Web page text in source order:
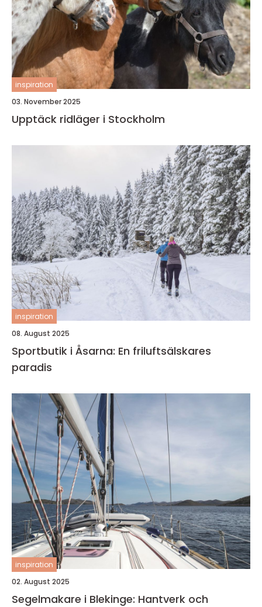
inspiration
03. November 2025
Upptäck ridläger i Stockholm
inspiration
08. August 2025
Sportbutik i Åsarna: En friluftsälskares
paradis
inspiration
02. August 2025
Segelmakare i Blekinge: Hantverk och